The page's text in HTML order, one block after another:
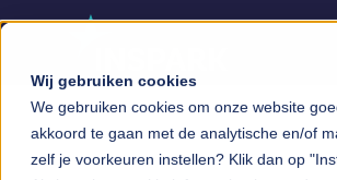
Wij gebruiken cookies
We gebruiken cookies om onze website
akkoord te gaan met de analytische en/of
zelf je voorkeuren instellen? Klik dan op